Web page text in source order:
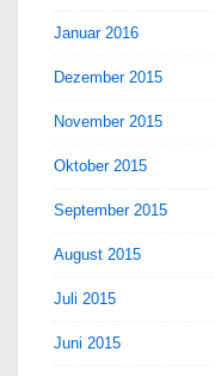
Januar 2016
Dezember 2015
November 2015
Oktober 2015
September 2015
August 2015
Juli 2015
Juni 2015